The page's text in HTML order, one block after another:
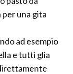
per una gita
ad esempio
e tutti glia